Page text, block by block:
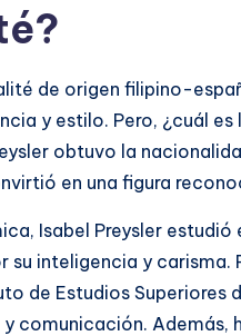
de origen filipino-
y estilo. Pero, ¿cuál
obtuvo la
en una figura
Isabel Preysler estudió
su inteligencia y
de Estudios Superiores
comunicación. Además,